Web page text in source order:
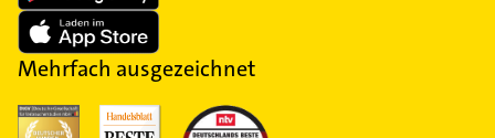
Mehrfach ausgezeichnet